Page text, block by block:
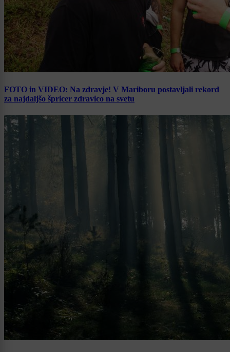
FOTO in VIDEO: Na zdravje! V Mariboru postavljali rekord
za najdaljšo špricer zdravico na svetu